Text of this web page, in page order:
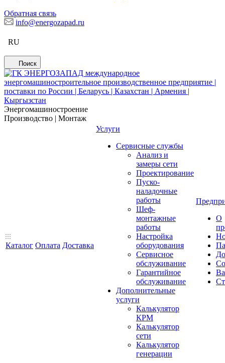
Обратная связь
info@energozapad.ru
RU
Поиск
Энергомашиностроение
Производство | Монтаж
Каталог Оплата Доставка
Услуги
Сервисные службы
Анализ и
замеры сети
Проектирование
Пуско-
наладочные
работы
Шеф-
монтажные
работы
Настройка
оборудования
Сервисное
обслуживание
Гарантийное
обслуживание
Дополнительные
услуги
Калькулятор
КРМ
Калькулятор
сети
Калькулятор
генерации
О